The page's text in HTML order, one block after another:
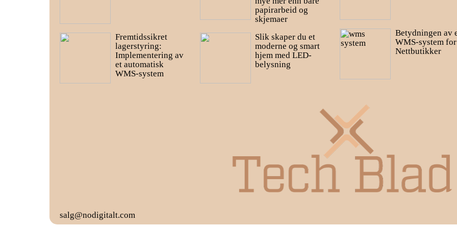
Fremtidssikret
lagerstyring:
Implementering av
et automatisk
WMS-system
papirarbeid og
skjemaer
Slik skaper du et
moderne og smart
hjem med LED-
belysning
Betydningen av
WMS-system for
Nettbutikker
salg@nodigitalt.com